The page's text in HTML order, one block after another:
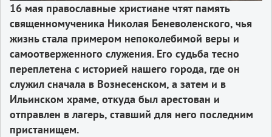
16 мая православные христиане чтят память
священномученика Николая Беневоленского, чья
жизнь стала примером непоколебимой веры и
самоотверженного служения. Его судьба тесно
переплетена с историей нашего города, где он
служил сначала в Вознесенском, а затем и в
Ильинском храме, откуда был арестован и
отправлен в лагерь, ставший для него последним
пристанищем.